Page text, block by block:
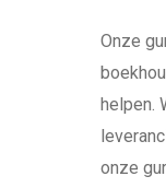
Onze
helpen.
onze